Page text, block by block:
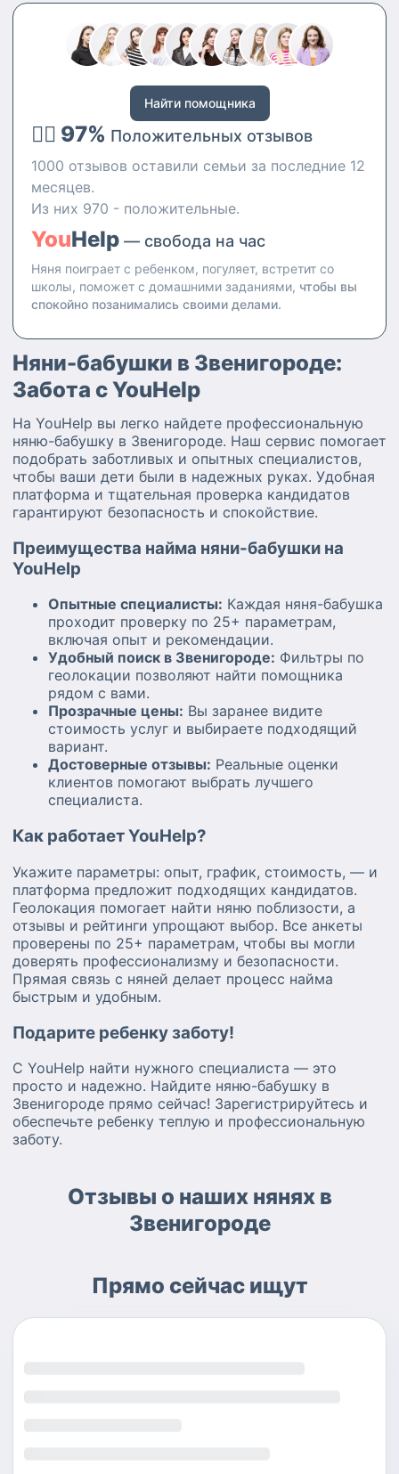
Найти помощника
👍🏻 97% Положительных отзывов
1000 отзывов оставили семьи за последние 12
месяцев.
Из них 970 - положительные.
YouHelp — свобода на час
Няня поиграет с ребенком, погуляет, встретит со
школы, поможет с домашними заданиями, чтобы вы
спокойно позанимались своими делами.
Няни-бабушки в Звенигороде:
Забота с YouHelp
На YouHelp вы легко найдете профессиональную
няню-бабушку в Звенигороде. Наш сервис помогает
подобрать заботливых и опытных специалистов,
чтобы ваши дети были в надежных руках. Удобная
платформа и тщательная проверка кандидатов
гарантируют безопасность и спокойствие.
Преимущества найма няни-бабушки на
YouHelp
Опытные специалисты: Каждая няня-бабушка
проходит проверку по 25+ параметрам,
включая опыт и рекомендации.
Удобный поиск в Звенигороде: Фильтры по
геолокации позволяют найти помощника
рядом с вами.
Прозрачные цены: Вы заранее видите
стоимость услуг и выбираете подходящий
вариант.
Достоверные отзывы: Реальные оценки
клиентов помогают выбрать лучшего
специалиста.
Как работает YouHelp?
Укажите параметры: опыт, график, стоимость, — и
платформа предложит подходящих кандидатов.
Геолокация помогает найти няню поблизости, а
отзывы и рейтинги упрощают выбор. Все анкеты
проверены по 25+ параметрам, чтобы вы могли
доверять профессионализму и безопасности.
Прямая связь с няней делает процесс найма
быстрым и удобным.
Подарите ребенку заботу!
С YouHelp найти нужного специалиста — это
просто и надежно. Найдите няню-бабушку в
Звенигороде прямо сейчас! Зарегистрируйтесь и
обеспечьте ребенку теплую и профессиональную
заботу.
Отзывы о наших нянях в
Звенигороде
Прямо сейчас ищут